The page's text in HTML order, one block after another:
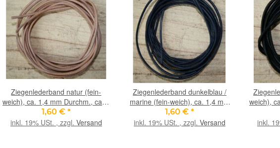
Ziegenlederband natur (fein-
weich), ca. 1,4 mm Durchm., ca. 1
m lang
1,60 € *
inkl. 19% USt. , zzgl. Versand
Ziegenlederband dunkelblau /
marine (fein-weich), ca. 1,4 mm
Durchm., ca. 1 m lang
1,60 € *
inkl. 19% USt. , zzgl. Versand
weich),
inkl.